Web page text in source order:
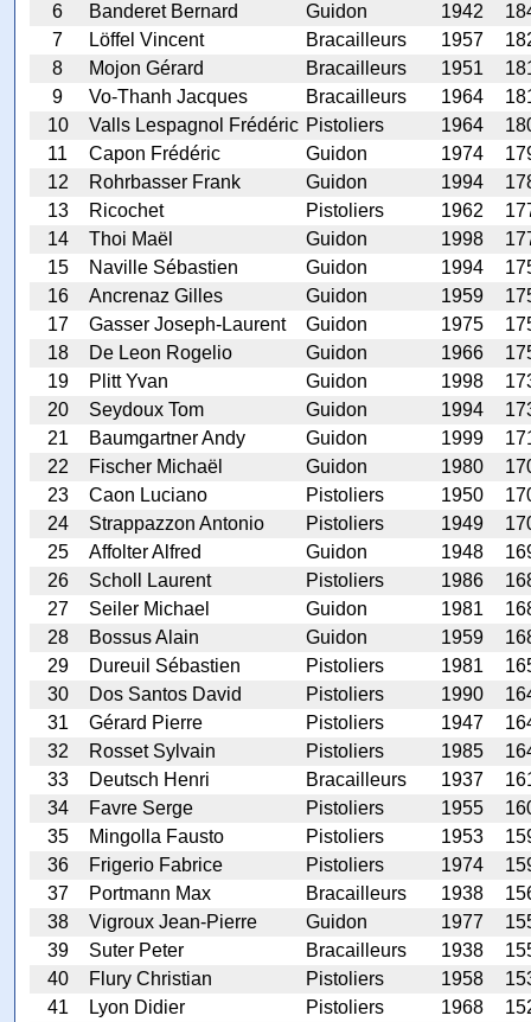
6
Banderet Bernard Guidon 1942
7
Löffel Vincent Bracailleurs 1957
8
Mojon Gérard Bracailleurs 1951
9
Vo-Thanh Jacques Bracailleurs 1964
10
Valls Lespagnol Frédéric Pistoliers 1964
11
Capon Frédéric Guidon 1974
12
Rohrbasser Frank Guidon 1994
13
Ricochet Pistoliers 1962
14
Thoi Maël Guidon 1998
15
Naville Sébastien Guidon 1994
16
Ancrenaz Gilles Guidon 1959
17
Gasser Joseph-Laurent Guidon 1975
18
De Leon Rogelio Guidon 1966
19
Plitt Yvan Guidon 1998
20
Seydoux Tom Guidon 1994
21
Baumgartner Andy Guidon 1999
22
Fischer Michaël Guidon 1980
23
Caon Luciano Pistoliers 1950
24
Strappazzon Antonio Pistoliers 1949
25
Affolter Alfred Guidon 1948
26
Scholl Laurent Pistoliers 1986
27
Seiler Michael Guidon 1981
28
Bossus Alain Guidon 1959
29
Dureuil Sébastien Pistoliers 1981
30
Dos Santos David Pistoliers 1990
31
Gérard Pierre Pistoliers 1947
32
Rosset Sylvain Pistoliers 1985
33
Deutsch Henri Bracailleurs 1937
34
Favre Serge Pistoliers 1955
35
Mingolla Fausto Pistoliers 1953
36
Frigerio Fabrice Pistoliers 1974
37
Portmann Max Bracailleurs 1938
38
Vigroux Jean-Pierre Guidon 1977
39
Suter Peter Bracailleurs 1938
40
Flury Christian Pistoliers 1958
41
Lyon Didier Pistoliers 1968